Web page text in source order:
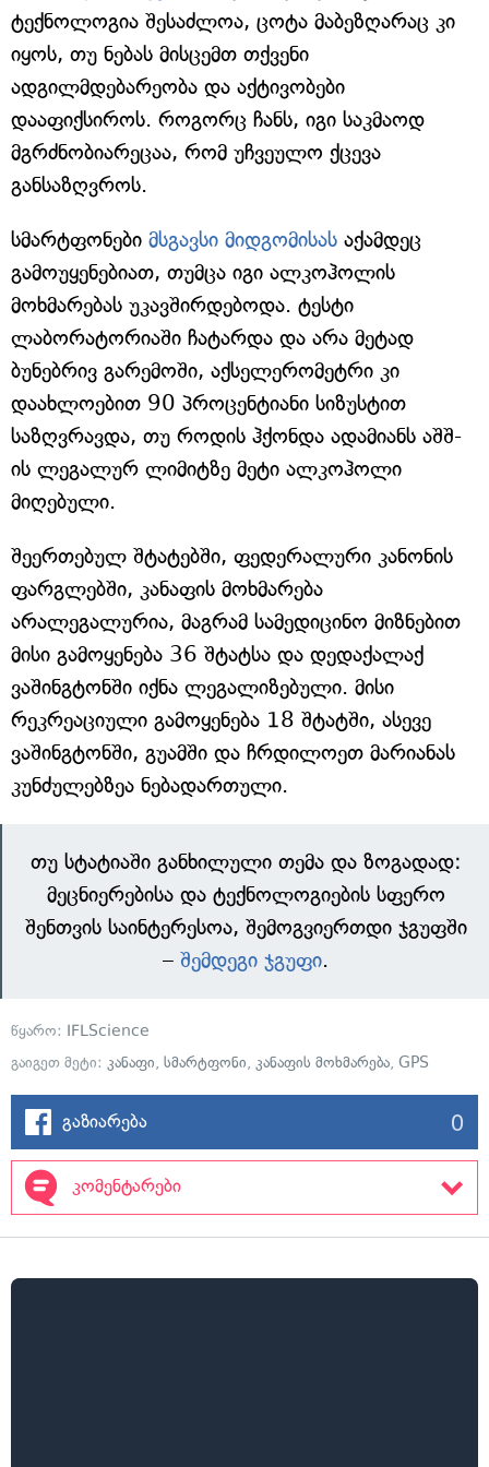
ტექნოლოგია შესაძლოა, ცოტა მაბეზღარაც კი
იყოს, თუ ნებას მისცემთ თქვენი
ადგილმდებარეობა და აქტივობები
დააფიქსიროს. როგორც ჩანს, იგი საკმაოდ
მგრძნობიარეცაა, რომ უჩვეულო ქცევა
განსაზღვროს.
სმარტფონები მსგავსი მიდგომისას აქამდეც
გამოუყენებიათ, თუმცა იგი ალკოჰოლის
მოხმარებას უკავშირდებოდა. ტესტი
ლაბორატორიაში ჩატარდა და არა მეტად
ბუნებრივ გარემოში, აქსელერომეტრი კი
დაახლოებით 90 პროცენტიანი სიზუსტით
საზღვრავდა, თუ როდის ჰქონდა ადამიანს აშშ-
ის ლეგალურ ლიმიტზე მეტი ალკოჰოლი
მიღებული.
შეერთებულ შტატებში, ფედერალური კანონის
ფარგლებში, კანაფის მოხმარება
არალეგალურია, მაგრამ სამედიცინო მიზნებით
მისი გამოყენება 36 შტატსა და დედაქალაქ
ვაშინგტონში იქნა ლეგალიზებული. მისი
რეკრეაციული გამოყენება 18 შტატში, ასევე
ვაშინგტონში, გუამში და ჩრდილოეთ მარიანას
კუნძულებზეა ნებადართული.
თუ სტატიაში განხილული თემა და ზოგადად:
მეცნიერებისა და ტექნოლოგიების სფერო
შენთვის საინტერესოა, შემოგვიერთდი ჯგუფში
– შემდეგი ჯგუფი.
წყარო: IFLScience
გაიგეთ მეტი: კანაფი, სმარტფონი, კანაფის მოხმარება, GPS
გაზიარება 0
კომენტარები